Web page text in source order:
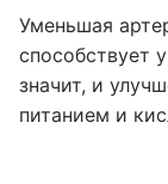
Уменьшая
способствует
значит, и
питанием и